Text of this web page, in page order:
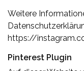
Weitere
https://
Pinterest Plugin